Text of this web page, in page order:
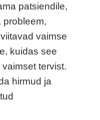
patsiendile,
probleem,
vaimse
kuidas see
tervist.
hirmud ja